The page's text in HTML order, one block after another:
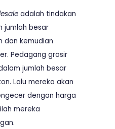
adalah tindakan
jumlah besar
dan kemudian
Pedagang grosir
jumlah besar
Lalu mereka akan
dengan harga
mereka